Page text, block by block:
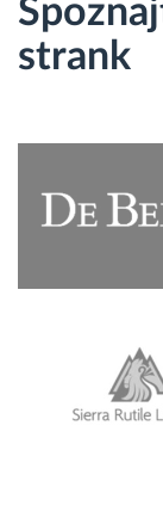
strank